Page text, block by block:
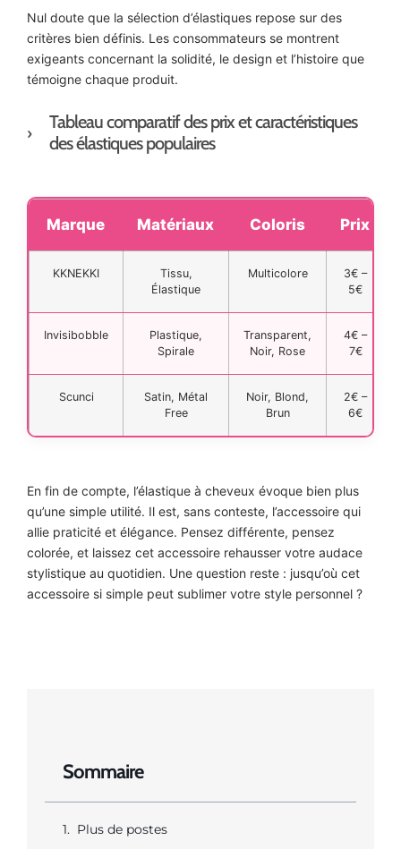
Sommaire
Plus de postes
Nul doute que la sélection d’élastiques repose sur des
critères bien définis. Les consommateurs se montrent
exigeants concernant la solidité, le design et l’histoire que
témoigne chaque produit.
Tableau comparatif des prix et caractéristiques
des élastiques populaires
Marque Matériaux Coloris Prix
KKNEKKI
Tissu,
Élastique
Multicolore
3€ –
5€
Invisibobble
Plastique,
Spirale
Transparent,
Noir, Rose
4€ –
7€
Scunci
Satin, Métal
Free
Noir, Blond,
Brun
2€ –
6€
En fin de compte, l’élastique à cheveux évoque bien plus
qu’une simple utilité. Il est, sans conteste, l’accessoire qui
allie praticité et élégance. Pensez différente, pensez
colorée, et laissez cet accessoire rehausser votre audace
stylistique au quotidien. Une question reste : jusqu’où cet
accessoire si simple peut sublimer votre style personnel ?